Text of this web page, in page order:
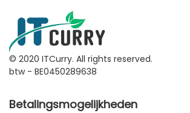
© 2020 ITCurry. All rights reserved.
btw - BE0450289638
Betalingsmogelijkheden